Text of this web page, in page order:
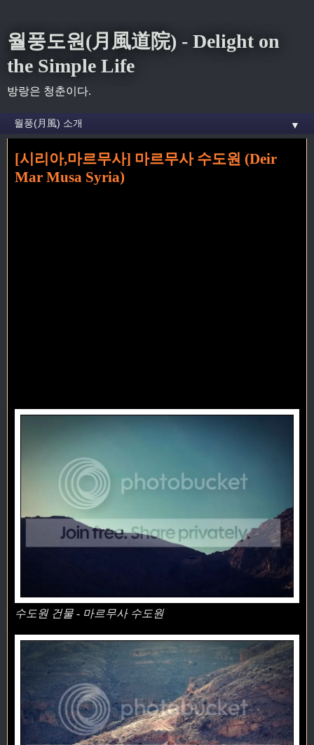
월풍도원(月風道院) - Delight on
the Simple Life
방랑은 청춘이다.
▼
» al-habashi 꼬리가 달린 글
[시리아,마르무사] 마르무사 수도원 (Deir
Mar Musa Syria)
수도원 건물 - 마르무사 수도원